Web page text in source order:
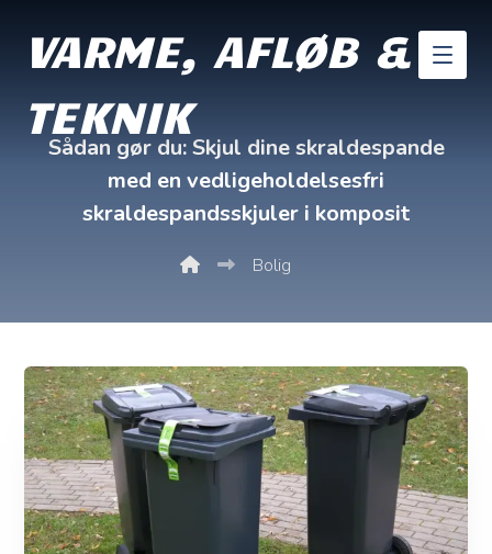
VARME, AFLØB &
TEKNIK
Sådan gør du: Skjul dine skraldespande
med en vedligeholdelsesfri
skraldespandsskjuler i komposit
Bolig